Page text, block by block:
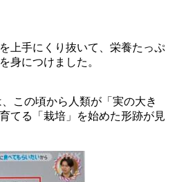
上手にくり抜いて、栄養たっぷ
身につけました。
この頃から人類が「実の大き
てる「栽培」を始めた形跡が見